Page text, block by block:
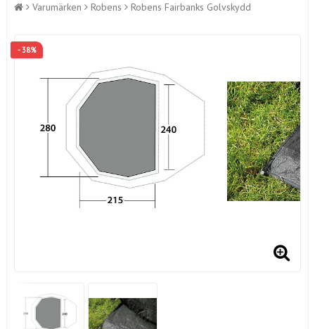
Varumärken Robens Robens Fairbanks Golvskydd
- 38%